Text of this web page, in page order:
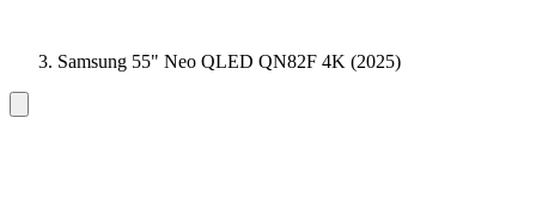
Samsung 55" Neo QLED QN82F 4K (2025)